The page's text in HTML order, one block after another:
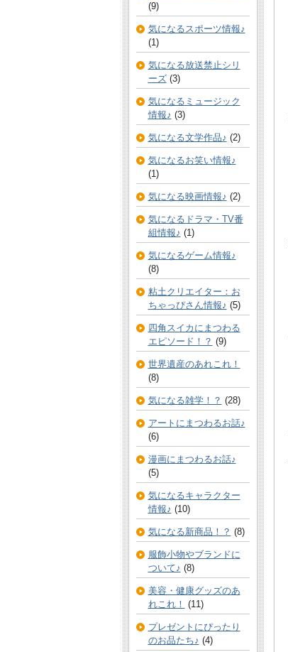
(9)
気になるスポーツ情報♪
(1)
気になる放送禁止シリ
ーズ(3)
気になるミュージック
情報♪ (3)
気になる文学作品♪ (2)
気になるお笑い情報♪
(1)
気になる映画情報♪ (2)
気になるドラマ・TV番
組情報♪ (1)
気になるゲーム情報♪
(8)
粘土クリエイター：お
ちゃっぴさん情報♪ (5)
四角スイカにまつわる
エピソード！？ (9)
世界遺産のあれこれ！
(8)
気になる雑学！？ (28)
アートにまつわるお話♪
(6)
漫画にまつわるお話♪
(5)
気になるキャラクター
情報♪ (10)
気になる新商品！？ (8)
服飾小物やブランドに
ついて♪ (8)
美容・健康グッズのあ
れこれ！ (11)
プレゼントにぴったり
のお品たち♪ (4)